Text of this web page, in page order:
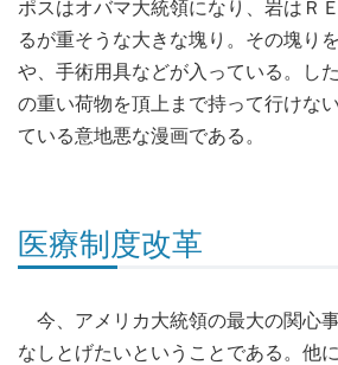
ポスはオバマ大統領になり、岩はＲ
るが重そうな大きな塊り。その塊り
や、手術用具などが入っている。し
の重い荷物を頂上まで持って行けな
ている意地悪な漫画である。
医療制度改革
今、アメリカ大統領の最大の関心
なしとげたいということである。他